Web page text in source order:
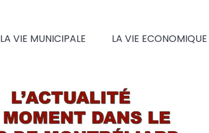
LA VIE MUNICIPALE LA VIE ECONOMIQUE